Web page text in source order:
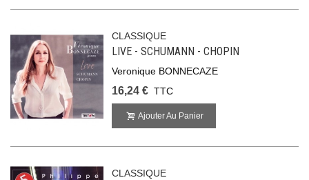
CLASSIQUE
LIVE - SCHUMANN - CHOPIN
Veronique BONNECAZE
16,24 € TTC
Ajouter Au Panier
CLASSIQUE